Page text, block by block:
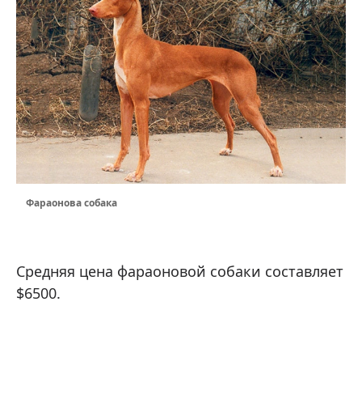
Фараонова собака
Средняя цена фараоновой собаки составляет
$6500.